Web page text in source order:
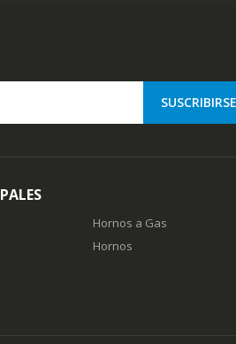
Hornos a Gas
Hornos